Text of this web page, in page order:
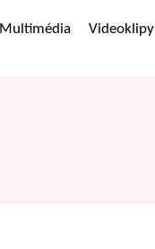
Multimédia Videoklipy